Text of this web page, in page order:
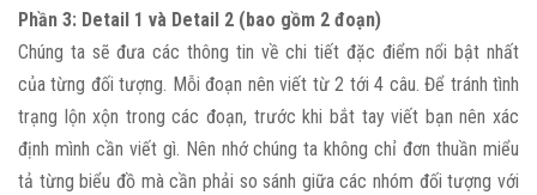
Phần 3: Detail 1 và Detail 2 (bao gồm 2 đoạn)
Chúng ta sẽ đưa các thông tin về chi tiết đặc điểm nổi bật nhất
của từng đối tượng. Mỗi đoạn nên viết từ 2 tới 4 câu. Để tránh tình
trạng lộn xộn trong các đoạn, trước khi bắt tay viết bạn nên xác
định mình cần viết gì. Nên nhớ chúng ta không chỉ đơn thuần miểu
tả từng biểu đồ mà cần phải so sánh giữa các nhóm đối tượng với